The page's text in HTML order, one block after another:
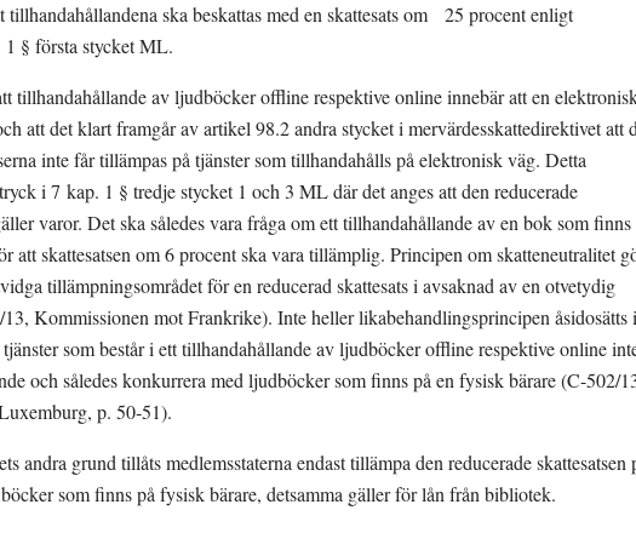
tillhandahållandena ska beskattas med en skattesats om   25 procent enligt
§ första stycket ML.
tillhandahållande av ljudböcker offline respektive online innebär att en
att det klart framgår av artikel 98.2 andra stycket i mervärdesskattedirektivet att
inte får tillämpas på tjänster som tillhandahålls på elektronisk väg. Detta
i 7 kap. 1 § tredje stycket 1 och 3 ML där det anges att den reducerade
varor. Det ska således vara fråga om ett tillhandahållande av en bok som finns
att skattesatsen om 6 procent ska vara tillämplig. Principen om skatteneutralitet
tillämpningsområdet för en reducerad skattesats i avsaknad av en otvetydig
13, Kommissionen mot Frankrike). Inte heller likabehandlingsprincipen åsidosätts i
som består i ett tillhandahållande av ljudböcker offline respektive online
och således konkurrera med ljudböcker som finns på en fysisk bärare (C-502/
p. 50‑51).
andra grund tillåts medlemsstaterna endast tillämpa den reducerade skattesatsen
som finns på fysisk bärare, detsamma gäller för lån från bibliotek.